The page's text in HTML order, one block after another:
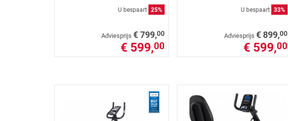
U bespaart 25%
Adviesprijs € 799,00
€ 599,00
U bespaart 33%
Adviesprijs € 899,00
€ 599,00